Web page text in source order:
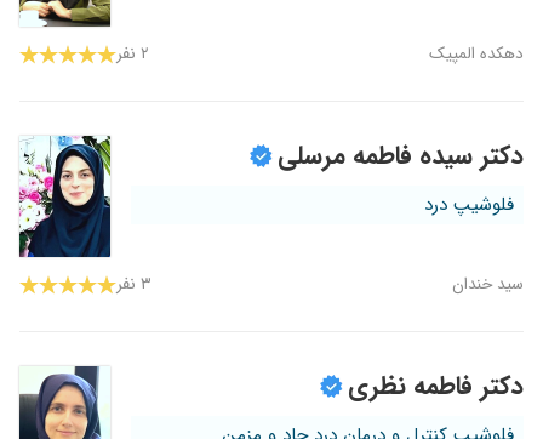
دهکده المپیک ۲ نفر
دکتر سیده فاطمه مرسلی
فلوشیپ درد
سید خندان ۳ نفر
دکتر فاطمه نظری